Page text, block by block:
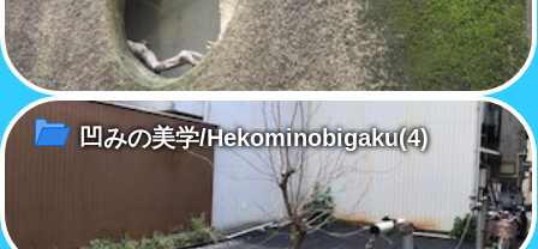
凹みの美学/Hekominobigaku(4)